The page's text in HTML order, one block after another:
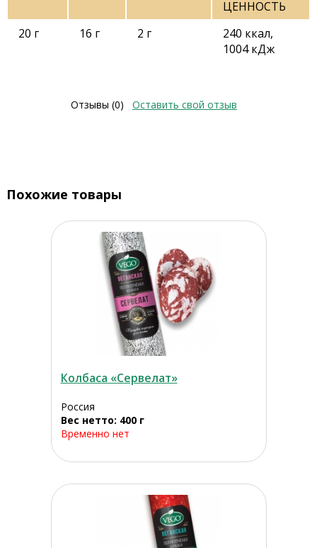
ЦЕННОСТЬ
20 г
16 г 2 г
240 ккал,
1004 кДж
Отзывы (0) Оставить свой отзыв
Похожие товары
Колбаса «Сервелат»
Россия
Вес нетто: 400 г
Временно нет